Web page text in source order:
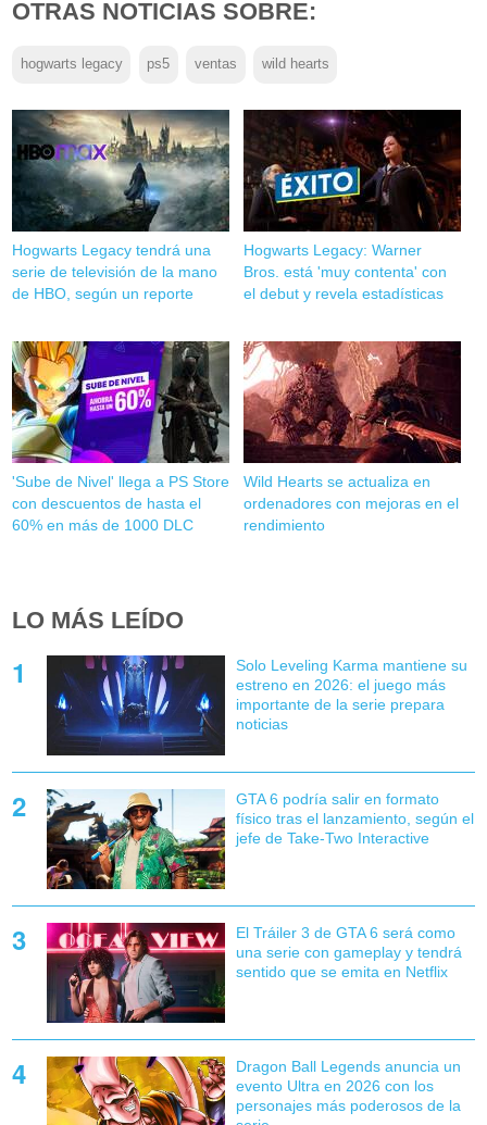
OTRAS NOTICIAS SOBRE:
hogwarts legacy ps5 ventas wild hearts
Hogwarts Legacy tendrá una
serie de televisión de la mano
de HBO, según un reporte
Hogwarts Legacy: Warner
Bros. está 'muy contenta' con
el debut y revela estadísticas
'Sube de Nivel' llega a PS Store
con descuentos de hasta el
60% en más de 1000 DLC
Wild Hearts se actualiza en
ordenadores con mejoras en el
rendimiento
LO MÁS LEÍDO
Solo Leveling Karma mantiene su
estreno en 2026: el juego más
importante de la serie prepara
noticias
GTA 6 podría salir en formato
físico tras el lanzamiento, según el
jefe de Take-Two Interactive
El Tráiler 3 de GTA 6 será como
una serie con gameplay y tendrá
sentido que se emita en Netflix
Dragon Ball Legends anuncia un
evento Ultra en 2026 con los
personajes más poderosos de la